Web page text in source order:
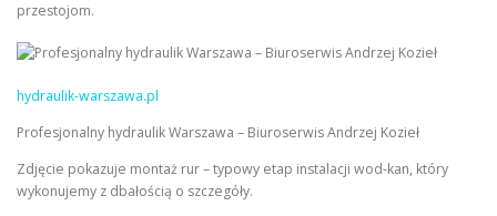
przestojom.
hydraulik-warszawa.pl
Profesjonalny hydraulik Warszawa – Biuroserwis Andrzej Kozieł
Zdjęcie pokazuje montaż rur – typowy etap instalacji wod-kan, który
wykonujemy z dbałością o szczegóły.